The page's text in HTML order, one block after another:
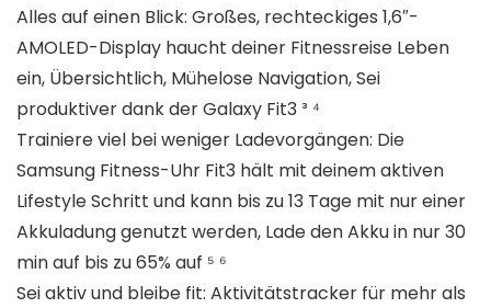
Alles auf einen Blick: Großes, rechteckiges 1,6″-
AMOLED-Display haucht deiner Fitnessreise Leben
ein, Übersichtlich, Mühelose Navigation, Sei
produktiver dank der Galaxy Fit3 ³ ⁴
Trainiere viel bei weniger Ladevorgängen: Die
Samsung Fitness-Uhr Fit3 hält mit deinem aktiven
Lifestyle Schritt und kann bis zu 13 Tage mit nur einer
Akkuladung genutzt werden, Lade den Akku in nur 30
min auf bis zu 65% auf ⁵ ⁶
Sei aktiv und bleibe fit: Aktivitätstracker für mehr als